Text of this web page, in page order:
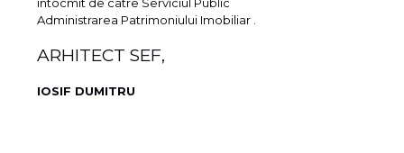
Administrarea Patrimoniului Imobiliar .
ARHITECT SEF,
IOSIF DUMITRU